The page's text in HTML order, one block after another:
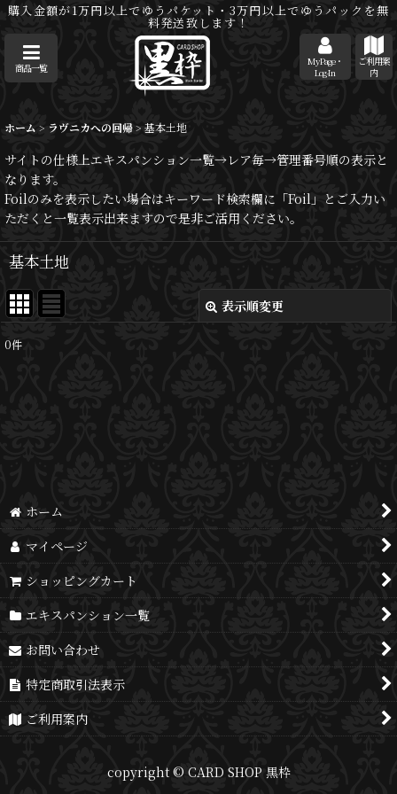
購入金額が1万円以上でゆうパケット・3万円以上でゆうパックを無
料発送致します！
商品一覧
MyPage・
Log-In
ご利用案
内
ホーム > ラヴニカへの回帰> 基本土地
サイトの仕様上エキスパンション一覧→レア毎→管理番号順の表示と
なります。
Foilのみを表示したい場合はキーワード検索欄に「Foil」とご入力い
ただくと一覧表示出来ますので是非ご活用ください。
基本土地
表示順変更
表示数
0件
ホーム
マイページ
ショッピングカート
エキスパンション一覧
お問い合わせ
特定商取引法表示
ご利用案内
copyright © CARD SHOP 黒枠